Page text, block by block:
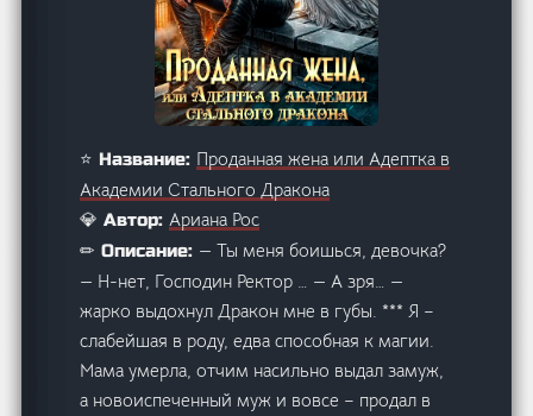
⭐ Название: Проданная жена или Адептка в
Академии Стального Дракона
💎 Автор: Ариана Рос
✏ Описание: — Ты меня боишься, девочка?
— Н-нет, Господин Ректор … — А зря… —
жарко выдохнул Дракон мне в губы. *** Я –
слабейшая в роду, едва способная к магии.
Мама умерла, отчим насильно выдал замуж,
а новоиспеченный муж и вовсе – продал в